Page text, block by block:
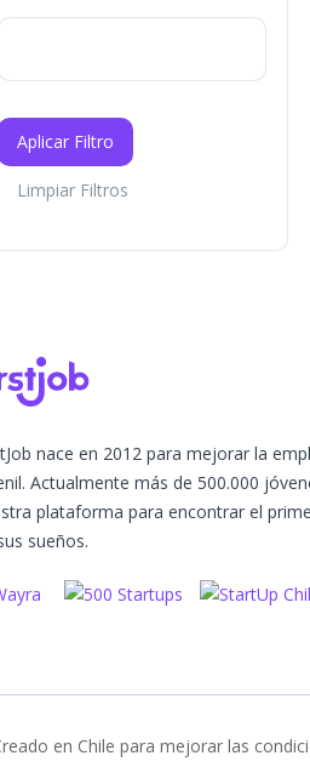
Aplicar Filtro
Limpiar Filtros
nace en 2012 para mejorar la
Actualmente más de 500.000
plataforma para encontrar el
sueños.
en Chile para mejorar las